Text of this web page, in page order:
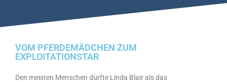
VOM PFERDEMÄDCHEN ZUM
EXPLOITATIONSTAR
Den meisten Menschen dürfte Linda Blair als das